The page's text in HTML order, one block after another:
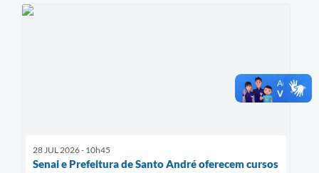
28 JUL 2026 - 10h45
Senai e Prefeitura de Santo André oferecem cursos